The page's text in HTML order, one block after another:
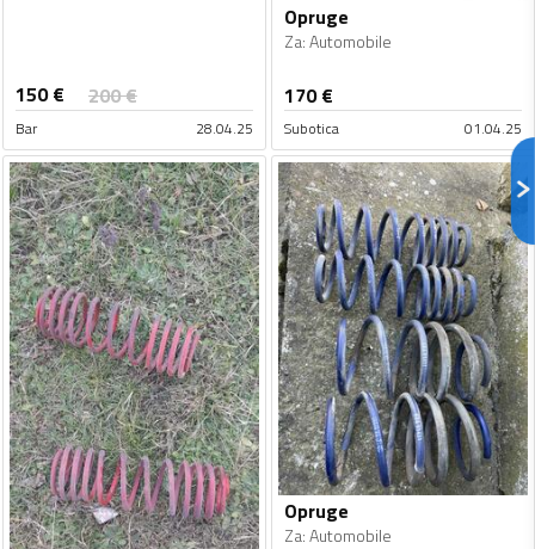
150€ 200€
Bar 28.04.25
Opruge
Za:Automobile
170€
Subotica 01.04.25
Opruge
Za:Automobile